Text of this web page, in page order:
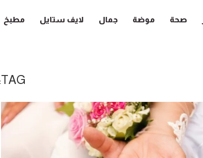
صحة موضة جمال لايف ستايل مطبخ
TAG: